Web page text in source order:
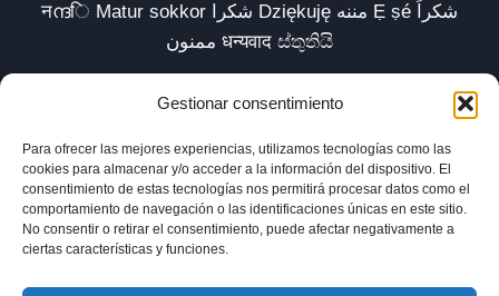
Gestionar consentimiento
Para ofrecer las mejores experiencias, utilizamos tecnologías como las
cookies para almacenar y/o acceder a la información del dispositivo. El
consentimiento de estas tecnologías nos permitirá procesar datos como el
comportamiento de navegación o las identificaciones únicas en este sitio.
No consentir o retirar el consentimiento, puede afectar negativamente a
ciertas características y funciones.
नന്ദि Matur sokkor شكرا Dziękuję مننه Ẹ ṣé شكراً
ممنون धन्यवाद ස්තුතියි
Inicio Biblioteca Parábolas TV
Comunidad
Esencia
Blog
Política de privacidad
Aviso legal
Política de cookies (UE)